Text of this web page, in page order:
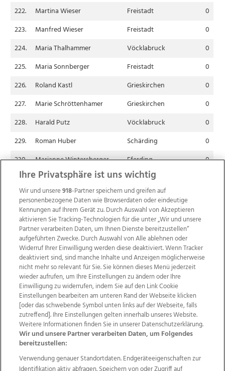
222.
Martina Wieser Freistadt
0
223.
Manfred Wieser Freistadt
0
224.
Maria Thalhammer Vöcklabruck
0
225.
Maria Sonnberger Freistadt
0
226.
Roland Kastl Grieskirchen
0
227.
Marie Schröttenhamer Grieskirchen
0
228.
Harald Putz Vöcklabruck
0
229.
Roman Huber Schärding
0
230.
Marianne Wintersberger Eferding
0
231.
Anita Riederer Grieskirchen
Wir über uns Mediadaten Kontakt
Jobs
Datenschutz
Impressum
AGB Anzeigekunden
AGB Website
Ehrenkodex Politische Werbung
Weitere Angebote des Medienhauses Wimmer
Ihre Privatsphäre ist uns wichtig
Wir und unsere918-Partner speichern und greifen auf
personenbezogene Daten wie Browserdaten oder eindeutige
Kennungen auf Ihrem Gerät zu. Durch Auswahl von Akzeptieren
aktivieren Sie Tracking-Technologien für die unter „Wir und unsere
Partner verarbeiten Daten, um Ihnen Dienste bereitzustellen“
aufgeführten Zwecke. Durch Auswahl von Alle ablehnen oder
Widerruf Ihrer Einwilligung werden diese deaktiviert. Wenn Tracker
deaktiviert sind, sind manche Inhalte und Anzeigen möglicherweise
nicht mehr so relevant für Sie. Sie können dieses Menü jederzeit
wieder aufrufen, um Ihre Einstellungen zu ändern oder Ihre
Einwilligung zu widerrufen, indem Sie auf den Link Cookie
Einstellungen bearbeiten am unteren Rand der Webseite klicken
[oder das schwebende Symbol unten links auf der Webseite, falls
zutreffend]. Ihre Einstellungen gelten innerhalb unseres Website.
Weitere Informationen finden Sie in unserer Datenschutzerklärung.
Wir und unsere Partner verarbeiten Daten, um Folgendes
bereitzustellen:
Verwendung genauer Standortdaten. Endgeräteeigenschaften zur